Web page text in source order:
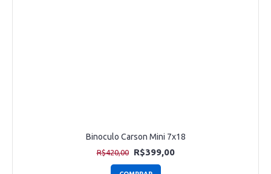
Binoculo Carson Mini 7x18
R$420,00 R$399,00